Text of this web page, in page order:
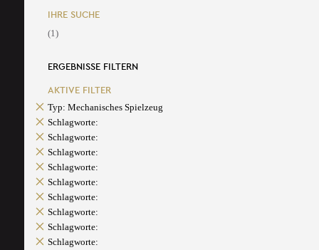
IHRE SUCHE
(1)
ERGEBNISSE FILTERN
AKTIVE FILTER
Typ: Mechanisches Spielzeug
Schlagworte:
Schlagworte:
Schlagworte:
Schlagworte:
Schlagworte:
Schlagworte:
Schlagworte:
Schlagworte:
Schlagworte: